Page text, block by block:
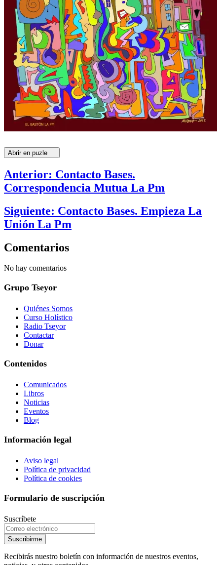
Abrir en puzle
Anterior: Contacto Bases.
Correspondencia Mutua La Pm
Siguiente: Contacto Bases. Empieza La
Unión La Pm
Comentarios
No hay comentarios
Grupo Tseyor
Quiénes Somos
Curso Holístico
Radio Tseyor
Contactar
Donar
Contenidos
Comunicados
Libros
Noticias
Eventos
Blog
Información legal
Aviso legal
Política de privacidad
Política de cookies
Formulario de suscripción
Suscríbete
Suscribirme
Recibirás nuestro boletín con información de nuestros eventos,